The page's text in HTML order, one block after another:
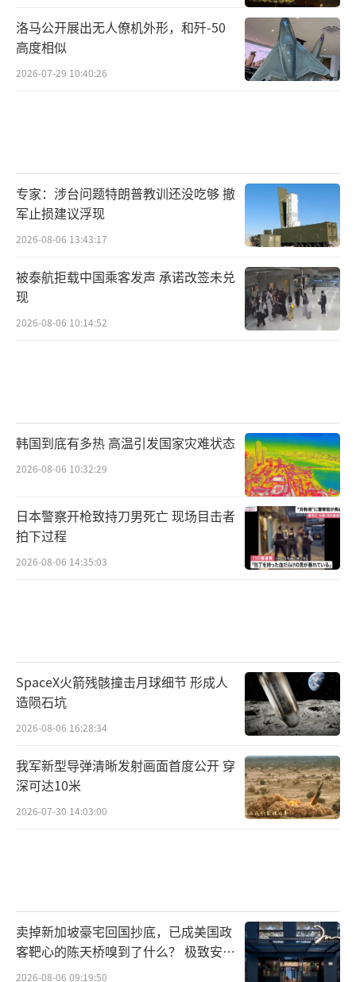
洛马公开展出无人僚机外形，和歼-50
高度相似
2026-07-29 10:40:26
专家：涉台问题特朗普教训还没吃够 撤
军止损建议浮现
2026-08-06 13:43:17
被泰航拒载中国乘客发声 承诺改签未兑
现
2026-08-06 10:14:52
韩国到底有多热 高温引发国家灾难状态
2026-08-06 10:32:29
日本警察开枪致持刀男死亡 现场目击者
拍下过程
2026-08-06 14:35:03
SpaceX火箭残骸撞击月球细节 形成人
造陨石坑
2026-08-06 16:28:34
我军新型导弹清晰发射画面首度公开 穿
深可达10米
2026-07-30 14:03:00
卖掉新加坡豪宅回国抄底，已成美国政
客靶心的陈天桥嗅到了什么？ 极致安全
的追寻
2026-08-06 09:19:50